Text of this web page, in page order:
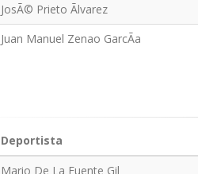
JosÃ© Prieto Ãlvarez
Juan Manuel Zenao GarcÃ­a
Deportista
Mario De La Fuente Gil